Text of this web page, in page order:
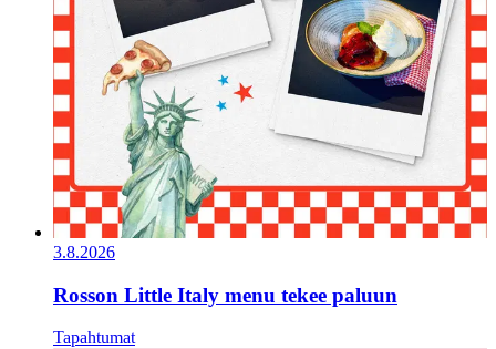
3.8.2026
Rosson Little Italy menu tekee paluun
Tapahtumat